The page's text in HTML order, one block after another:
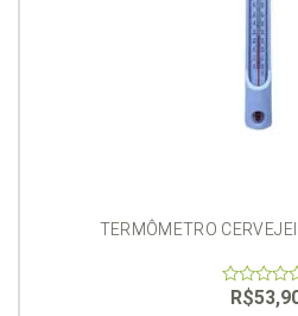
TERMÔMETRO
R$